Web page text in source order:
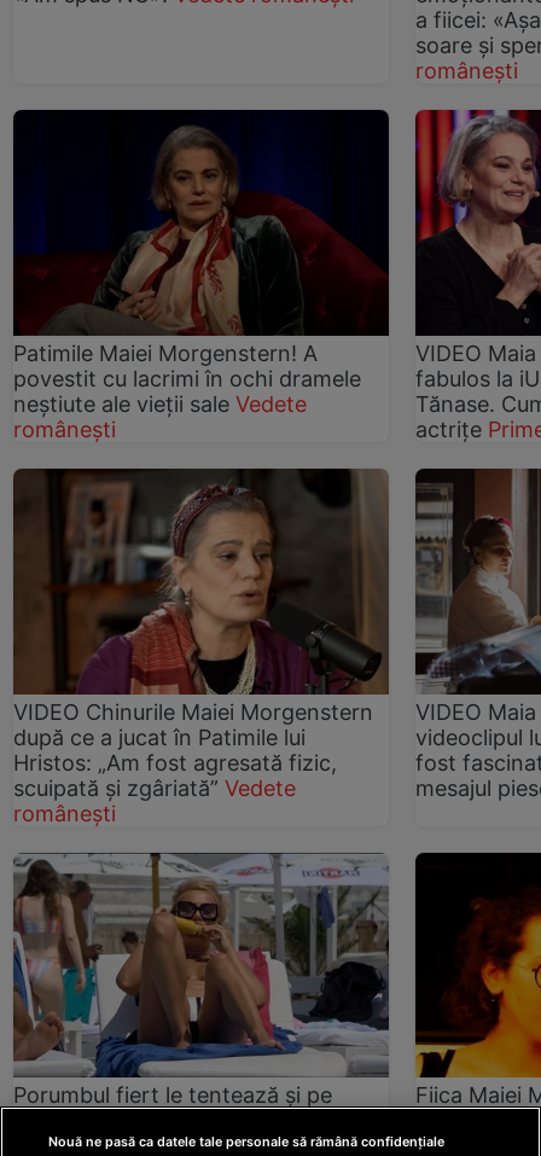
a fiicei:
soare și
românești
Patimile Maiei Morgenstern! A
povestit cu lacrimi în ochi dramele
neștiute ale vieții sale Vedete
românești
VIDEO
fabulos la
Tănase.
actrițe
VIDEO Chinurile Maiei Morgenstern
după ce a jucat în Patimile lui
Hristos: „Am fost agresată fizic,
scuipată și zgâriată” Vedete
românești
VIDEO
videoclipul
fost
mesajul
Porumbul fiert le tentează și pe
veriiVedete românești
Fiica Maiei
Mesajul
Nouă ne pasă ca datele tale personale să rămână confidențiale